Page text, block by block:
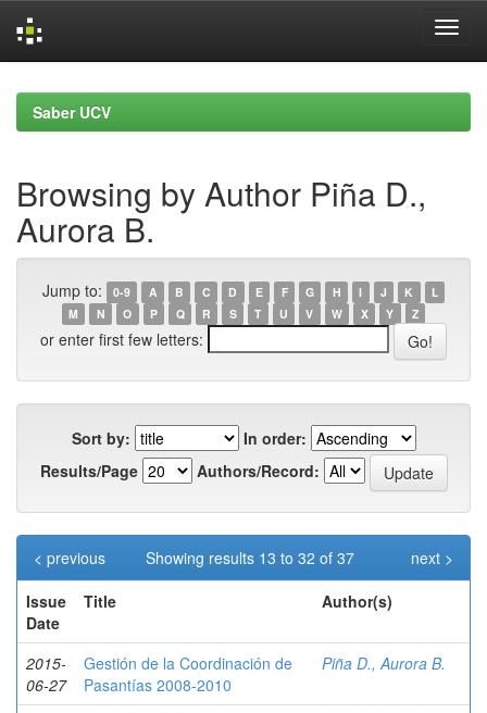
navigationSaber UCV
Browsing by Author Piña D.,
Aurora B.
Jump to: 0-9 A B C D E F G H I J K
L
M
N O P Q R S T U V W X Y Z
or enter first few letters:
Sort by:
In order:
Results/Page
Authors/Record:
Showing results 13 to 32 of 37
< previous
next >
Issue
Date
Title Author(s)
2015-
06-27
Gestión de la Coordinación de
Pasantías 2008-2010
Piña D., Aurora B.